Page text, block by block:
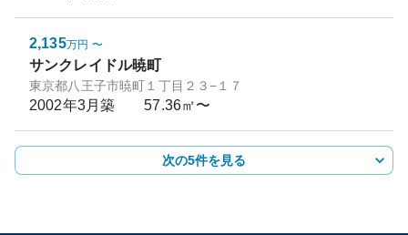
2,135万円 〜
サンクレイドル暁町
東京都八王子市暁町１丁目２３−１７
2002年3月築 57.36㎡〜
次の5件を見る